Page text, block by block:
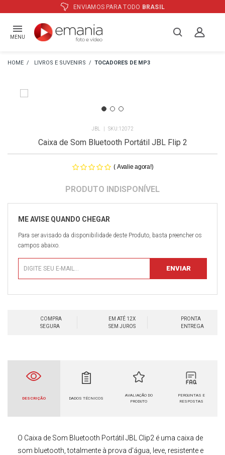
BRASIL
MENU
LIVROS E SUVENIRS TOCADORES DE MP3
JBL 12072
Caixa de Som Bluetooth Portátil JBL Flip 2
( Avalie agora!)
Para ser avisado da disponibilidade deste Produto, basta preencher os
campos abaixo.
COMPRA
SEGURA
EM ATÉ 12X
SEM JUROS
PRONTA
ENTREGA
DESCRIÇÃO DADOS TÉCNICOS
AVALIAÇÃO DO
PRODUTO
PERGUNTAS E
RESPOSTAS
O Caixa de Som Bluetooth Portátil JBL Clip2 é uma caixa de
som bluetooth, totalmente à prova d'água, leve, resistente e